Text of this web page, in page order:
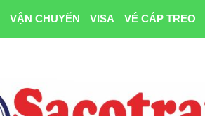
VẬN CHUYỂN VISA VÉ CÁP TREO